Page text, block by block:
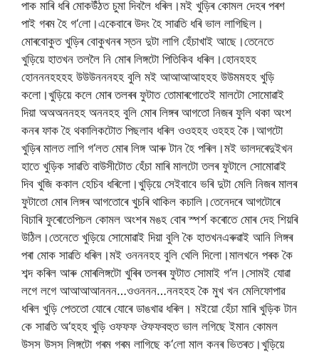
পাক মাৰি ধৰি মোকউঁঠত চুমা দিবলৈ ধৰিল।মই খুড়িৰ কোমল দেহৰ পৰশ
পাই গৰম হৈ গ‘লো।একেবাৰে উদং হৈ সাৱতি ধৰি ভাল লাগিছিল।
মোৰবোকুত খুড়িৰ বোকুখনৰ স্তন দুটা লাগি হেঁচাখাই আছে।তেনেতে
খুড়িয়ে হাতখন তললৈ নি মোৰ লিঙ্গটো পিতিকিব ধৰিল।হোনহহহ
হোনননহহহহ উউউনননহহ বুলি মই আআআআহহহ উউমমহহ খুড়ি
কলো।খুড়িয়ে কলে মোৰ তলৰৰ ফুটাত তোমাৰগোতেই মালটো সোমোৱাই
দিয়া অঅঅননহহ অননহহ বুলি মোৰ লিঙ্গৰ আগতো নিজৰ ফুলি থকা অংশ
কনৰ ফাক হৈ থকালিকটোত পিছলাব ধৰিল ওওহহহ ওহহহ কৈ।আগটো
খুড়িৰ মালত লাগি গ‘লত মোৰ লিঙ্গ আৰু টান হৈ পৰিল।মই ভালদৰেদুইখন
হাতে খুড়িক সাৱতি বাউসীটোত হেঁচা মাৰি মালটো তলৰ ফুটালে সোমোৱাই
দিব খুজি ককাল হেচিব ধৰিলো।খুড়িয়ে সেইবাবে ভৰি দুটা মেলি নিজৰ মালৰ
ফুটাতো মোৰ লিঙ্গৰ আগতোৰে খুচৰি থাকিল কচালি।তেনেদৰে আগটোৰে
বিচাৰি ফুৰোতেপিচল কোমল অংশৰ মঙহ বোৰ স্পৰ্শ কৰোতে মোৰ দেহ শিয়ৰি
উঠিল।তেনেতে খুড়িয়ে সোমোৱাই দিয়া বুলি কৈ হাতখনএৰুৱাই আনি লিঙ্গৰ
পৰা মোক সাৱতি ধৰিল।মই ওনননহহ বুলি থেলি দিলো।মালখনে পৰক কৈ
শব্দ কৰিল আৰু মোৰলিঙ্গটো খুৰিৰ তলৰৰ ফুটাত সোমাই গ‘ল।সোমই যোৱা
লগে লগে আআআআননন…ওওননন…ননহহহ কৈ মুখ খন মেলিফোপাৱ
ধৰিল খুড়ি পেততো যোৰে যোৰে ডাঙখাৱ ধৰিল। মইয়ো হেঁচা মাৰি খুড়িক টান
কে সাৱতি অ‘হহহ খুড়ি ওফফফ ঔফফবহুত ভাল লগিছে ইমান কোমল
উসস উসস লিঙ্গটো গৰম গৰম লাগিছে ক‘লো মাল কনৰ ভিতৰত।খুড়িয়ে